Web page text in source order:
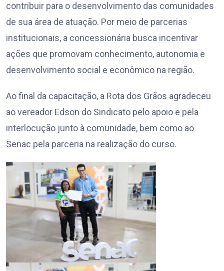
contribuir para o desenvolvimento das comunidades
de sua área de atuação. Por meio de parcerias
institucionais, a concessionária busca incentivar
ações que promovam conhecimento, autonomia e
desenvolvimento social e econômico na região.
Ao final da capacitação, a Rota dos Grãos agradeceu
ao vereador Edson do Sindicato pelo apoio e pela
interlocução junto à comunidade, bem como ao
Senac pela parceria na realização do curso.